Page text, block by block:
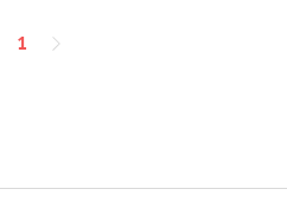
페
1